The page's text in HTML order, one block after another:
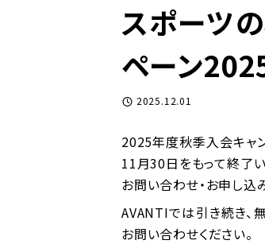
スポーツ
ペーン
2025.12.01
2025年度秋季入会キャ
11月30日をもって終了い
お問い合わせ・お申し込
AVANTIでは引き続き、
お問い合わせください。